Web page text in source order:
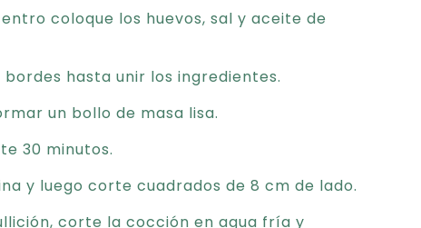
coloque los huevos, sal y aceite de
hasta unir los ingredientes.
un bollo de masa lisa.
30 minutos.
y luego corte cuadrados de 8 cm de lado.
corte la cocción en agua fría y